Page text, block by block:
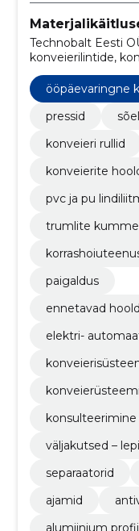
Technobalt Eesti
konveierilintide,
tööstustarvikute
hooldusteenus.
ööpäevaringne
ele
pressid
konveieri rullid
konveierite
pvc ja pu
trumlite
paigaldus
ennetavad
elektri-
väljakutsed –
separaatorid
ajamid
alumiinium